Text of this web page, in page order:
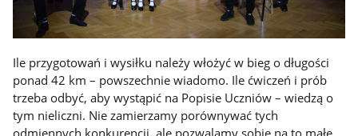
Ile przygotowań i wysiłku należy włożyć w bieg o długości
ponad 42 km – powszechnie wiadomo. Ile ćwiczeń i prób
trzeba odbyć, aby wystąpić na Popisie Uczniów – wiedzą o
tym nieliczni. Nie zamierzamy porównywać tych